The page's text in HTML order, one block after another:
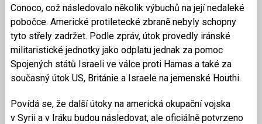
Conoco, což následovalo několik výbuchů na její nedaleké
pobočce. Americké protiletecké zbraně nebyly schopny
tyto střely zadržet. Podle zpráv, útok provedly iránské
militaristické jednotky jako odplatu jednak za pomoc
Spojených států Israeli ve válce proti Hamas a také za
současný útok US, Británie a Israele na jemenské Houthi.
Povídá se, že další útoky na americká okupační vojska
v Syrii a v Iráku budou následovat, ale oficiálně potvrzeno